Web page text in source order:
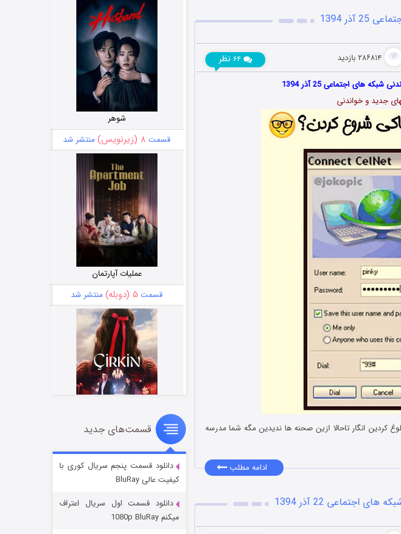
1394
۲۸۶۸۱۴ بازدید ۶۴ نظر
های اجتماعی 25 آذر 1394
جدید و خواندنی
کردین انگار تاحالا ازین صحنه ها ندیدین مگه شما مدرسه
ادامه مطلب
22 آذر 1394
شوهر
قسمت ۸ (زیرنویس) منتشر شد
عملیات آپارتمان
قسمت ۵ (دوبله) منتشر شد
سریال زشت
قسمت۲ (زیرنویس) منتشر شد
قسمت‌های جدید
دانلود قسمت پنجم سریال کوری با
کیفیت عالی BluRay
دانلود قسمت اول سریال اعتراف
میکنم 1080p BluRay